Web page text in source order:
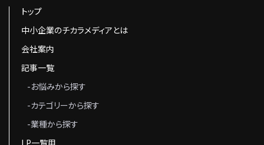
トップ
中小企業のチカラメディアとは
会社案内
記事一覧
-お悩みから探す
-カテゴリーから探す
-業種から探す